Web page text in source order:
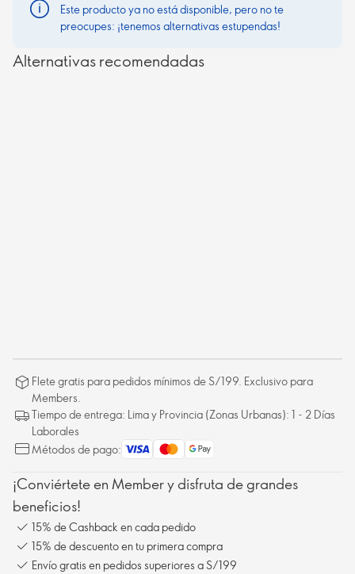
Este producto ya no está disponible, pero no te
preocupes: ¡tenemos alternativas estupendas!
Alternativas recomendadas
Flete gratis para pedidos mínimos de S/199. Exclusivo para
Members.
Tiempo de entrega: Lima y Provincia (Zonas Urbanas): 1 - 2 Días
Laborales
Métodos de pago:
¡Conviértete en Member y disfruta de grandes
beneficios!
15% de Cashback en cada pedido
15% de descuento en tu primera compra
Envío gratis en pedidos superiores a S/199